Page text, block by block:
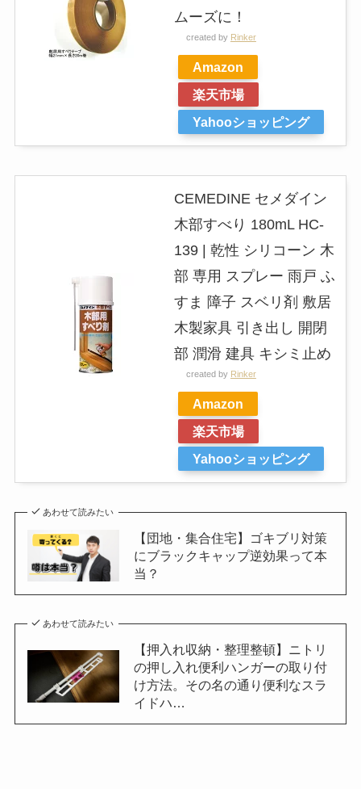
ムーズに！
created by Rinker
Amazon
楽天市場
Yahooショッピング
CEMEDINE セメダイン
木部すべり 180mL HC-
139 | 乾性 シリコーン 木
部 専用 スプレー 雨戸 ふ
すま 障子 スベリ剤 敷居
木製家具 引き出し 開閉
部 潤滑 建具 キシミ止め
created by Rinker
Amazon
楽天市場
Yahooショッピング
あわせて読みたい
【団地・集合住宅】ゴキブリ対策
にブラックキャップ逆効果って本
当？
あわせて読みたい
【押入れ収納・整理整頓】ニトリ
の押し入れ便利ハンガーの取り付
け方法。その名の通り便利なスラ
イドハ…